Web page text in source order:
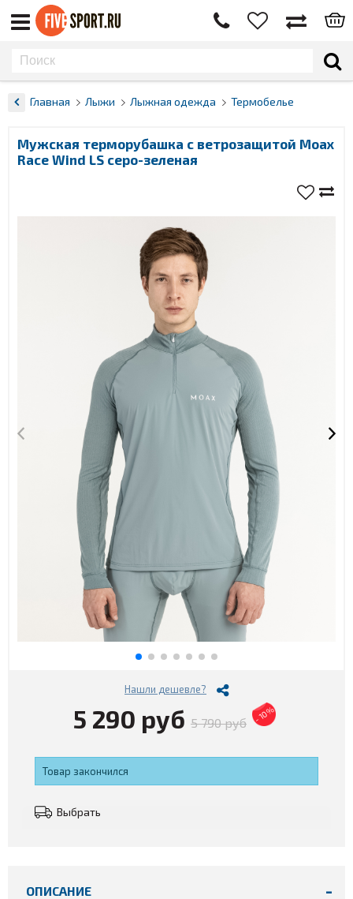
Главная Лыжи Лыжная одежда Термобелье
Мужская терморубашка с ветрозащитой Moax
Race Wind LS серо-зеленая
Нашли дешевле?
5 290 руб 5 790 руб - 10%
Товар закончился
Выбрать
ОПИСАНИЕ